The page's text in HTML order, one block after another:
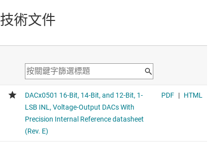
器 (DAC)
2-channel device
技術文件